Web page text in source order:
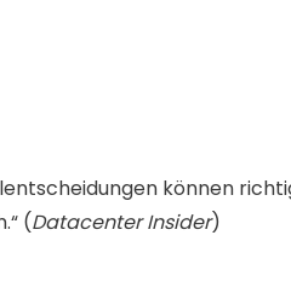
können
(Datacenter Insider)